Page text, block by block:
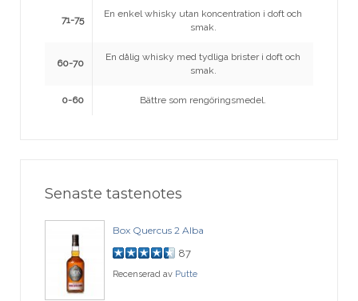
71-75
En enkel whisky utan koncentration i doft och
smak.
60-70
En dålig whisky med tydliga brister i doft och
smak.
0-60 Bättre som rengöringsmedel.
Senaste tastenotes
Box Quercus 2 Alba
87
Recenserad av Putte